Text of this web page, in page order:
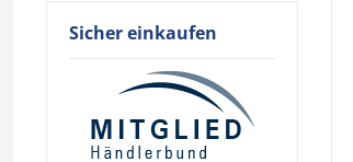
Sicher einkaufen